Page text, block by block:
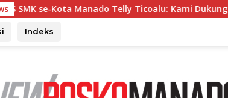
Telly Ticoalu: Kami Dukung Penuh Program
Indeks